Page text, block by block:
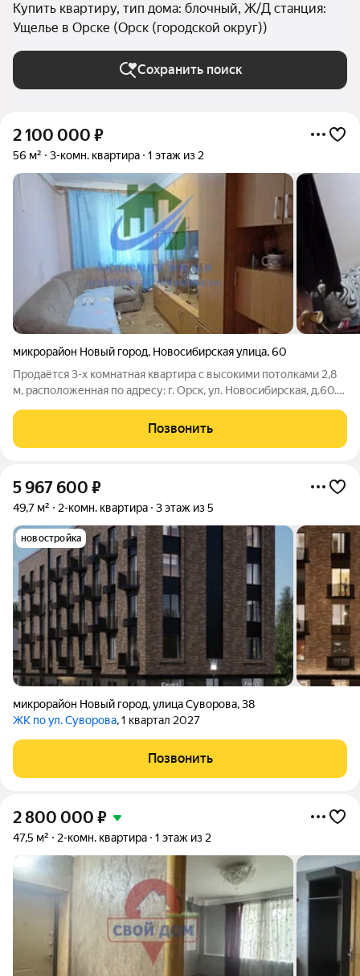
Купить квартиру, тип дома: блочный, Ж/Д станция:
Ущелье в Орске (Орск (городской округ))
Сохранить поиск
2 100 000 ₽
56 м² 3-комн. квартира 1 этаж из 2
микрорайон Новый город, Новосибирская улица,60
Продаётся 3-х комнатная квартира с высокими потолками 2,8
м, расположенная по адресу: г. Орск, ул. Новосибирская, д.60.
первом этаже 2-х этажного шлакоблочного дома 1951 года
постройки. Квартира
Позвонить
5 967 600 ₽
49,7 м² 2-комн. квартира 3 этаж из 5
новостройка
микрорайон Новый город,улица Суворова,38
ЖК по ул. Суворова, 1 квартал 2027
Позвонить
2 800 000 ₽
47,5 м² 2-комн. квартира 1 этаж из 2